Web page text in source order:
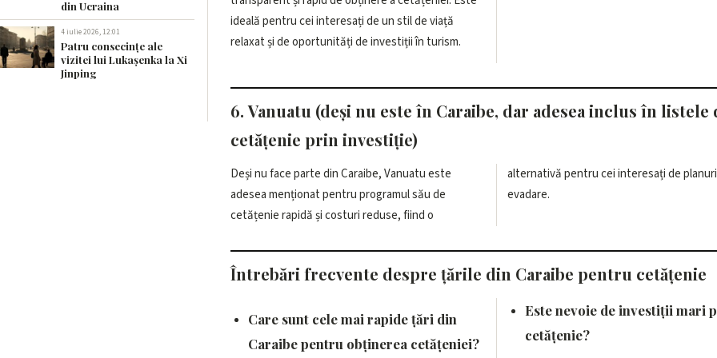
din Ucraina
4 iulie 2026, 12:01
Patru consecințe ale
vizitei lui Lukașenka la Xi
Jinping
ideală pentru cei interesați de un stil de viață
relaxat și de oportunități de investiții în turism.
6. Vanuatu (deși nu este în Caraibe, dar adesea inclus în listele
cetățenie prin investiție)
Deși nu face parte din Caraibe, Vanuatu este
adesea menționat pentru programul său de
cetățenie rapidă și costuri reduse, fiind o
alternativă pentru cei interesați de planuri de
evadare.
Întrebări frecvente despre țările din Caraibe pentru cetățenie
Care sunt cele mai rapide țări din
Caraibe pentru obținerea cetățeniei?
Este nevoie de investiții mari
cetățenie?